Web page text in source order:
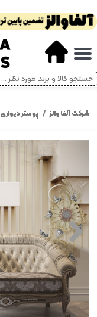
حساب کاربری من
تغییر گذر واژه
سفارشات
خروج از حساب کاربری
شرکت آلفا والز پوستر دیواری